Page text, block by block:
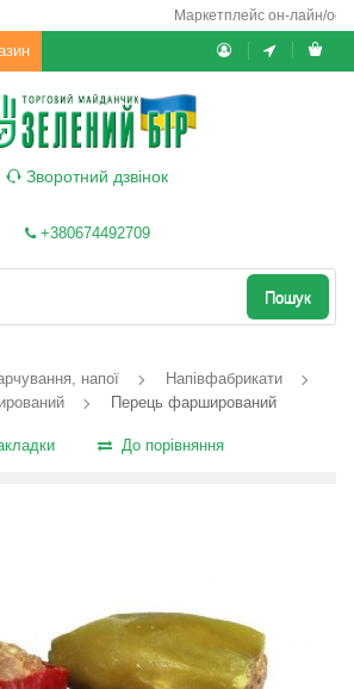
Маркетплейс он-лайн/
Зворотний дзвінок
+380674492709
Пошук
напої
Напівфабрикати
Перець фарширований
До порівняння